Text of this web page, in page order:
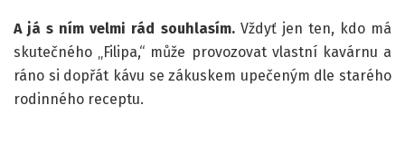
A já s ním velmi rád souhlasím.Vždyť jen ten, kdo má
skutečného „Filipa,“ může provozovat vlastní kavárnu a
ráno si dopřát kávu se zákuskem upečeným dle starého
rodinného receptu.